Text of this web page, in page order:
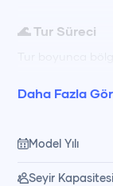
🌊 Tur Süreci
Daha Fazla Gör
Model Yılı
Seyir Kapasitesi